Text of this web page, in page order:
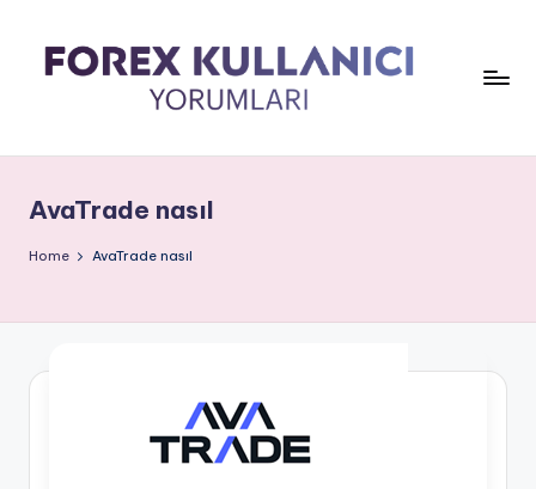
AvaTrade nasıl
Home AvaTrade nasıl